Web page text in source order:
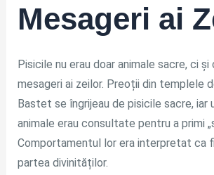
Mesageri ai
Pisicile nu erau doar animale sacre, ci
mesageri ai zeilor. Preoții din templele
Bastet se îngrijeau de pisicile sacre, iar
animale erau consultate pentru a primi
Comportamentul lor era interpretat ca
partea divinităților.